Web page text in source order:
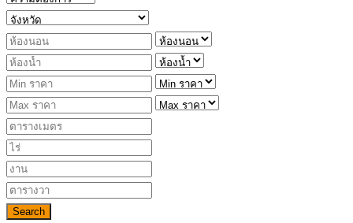
Search